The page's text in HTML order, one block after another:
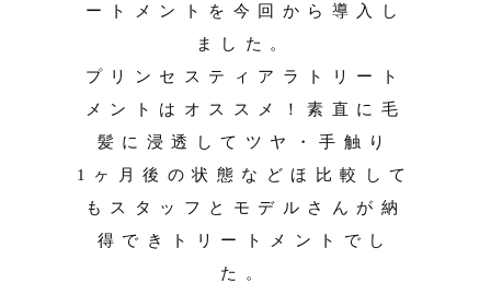
ートメントを今回から導入し
ました。
プリンセスティアラトリート
メントはオススメ！素直に毛
髪に浸透してツヤ・手触り
1ヶ月後の状態などほ比較して
もスタッフとモデルさんが納
得できトリートメントでし
た。